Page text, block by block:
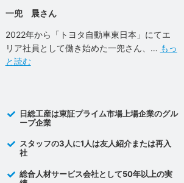
一兜 晨さん
2022年から「トヨタ自動車東日本」にてエ
リア社員として働き始めた一兜さん、
もっ
と読む
日総工産は東証プライム市場上場企業のグル
ープ企業
スタッフの3人に1人は友人紹介または再入
社
総合人材サービス会社として50年以上の実